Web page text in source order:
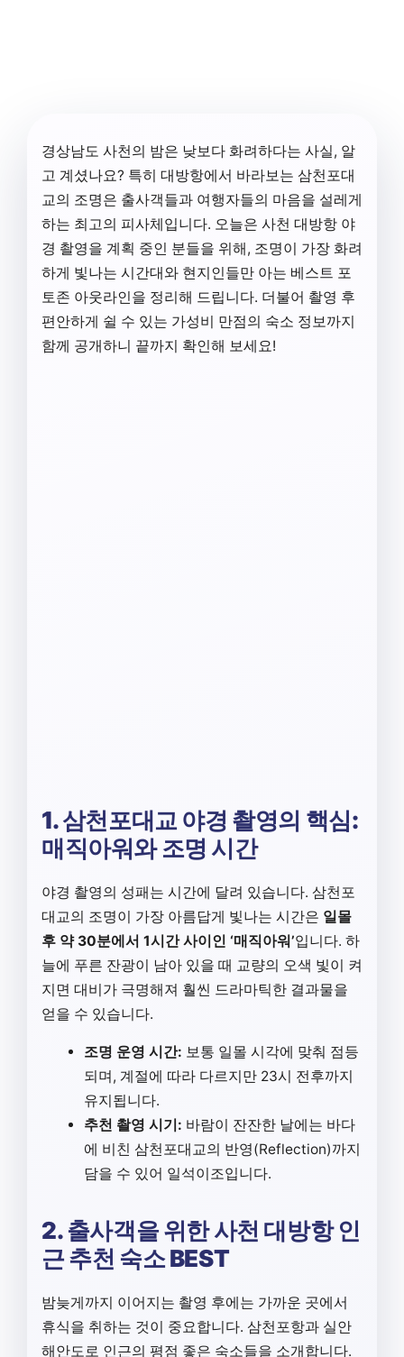
경상남도 사천의 밤은 낮보다 화려하다는 사실, 알
고 계셨나요? 특히 대방항에서 바라보는 삼천포대
교의 조명은 출사객들과 여행자들의 마음을 설레게
하는 최고의 피사체입니다. 오늘은 사천 대방항 야
경 촬영을 계획 중인 분들을 위해, 조명이 가장 화려
하게 빛나는 시간대와 현지인들만 아는 베스트 포
토존 아웃라인을 정리해 드립니다. 더불어 촬영 후
편안하게 쉴 수 있는 가성비 만점의 숙소 정보까지
함께 공개하니 끝까지 확인해 보세요!
1. 삼천포대교 야경 촬영의 핵심:
매직아워와 조명 시간
야경 촬영의 성패는 시간에 달려 있습니다. 삼천포
대교의 조명이 가장 아름답게 빛나는 시간은 일몰
후 약 30분에서 1시간 사이인 ‘매직아워’입니다. 하
늘에 푸른 잔광이 남아 있을 때 교량의 오색 빛이 켜
지면 대비가 극명해져 훨씬 드라마틱한 결과물을
얻을 수 있습니다.
조명 운영 시간: 보통 일몰 시각에 맞춰 점등
되며, 계절에 따라 다르지만 23시 전후까지
유지됩니다.
추천 촬영 시기: 바람이 잔잔한 날에는 바다
에 비친 삼천포대교의 반영(Reflection)까지
담을 수 있어 일석이조입니다.
2. 출사객을 위한 사천 대방항 인
근 추천 숙소 BEST
밤늦게까지 이어지는 촬영 후에는 가까운 곳에서
휴식을 취하는 것이 중요합니다. 삼천포항과 실안
해안도로 인근의 평점 좋은 숙소들을 소개합니다.